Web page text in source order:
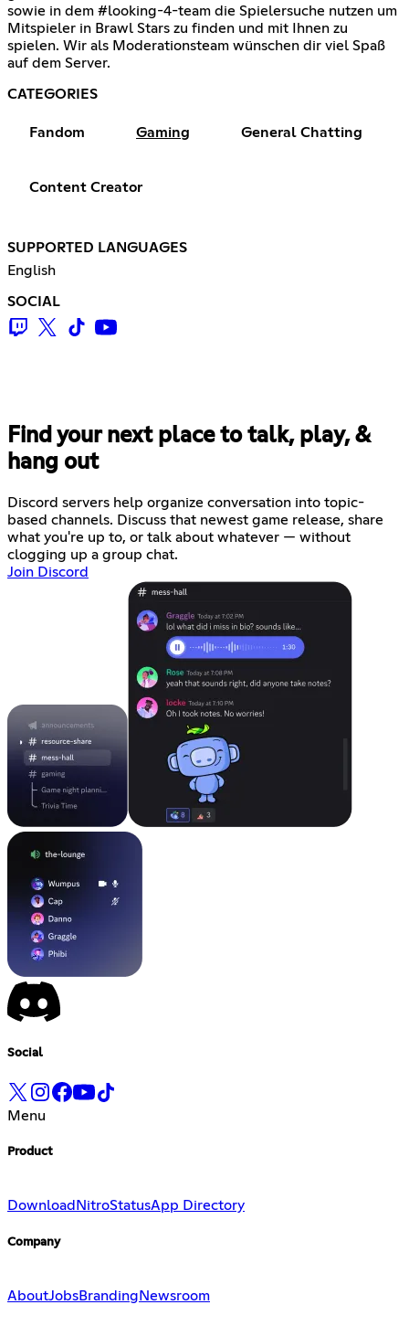
sowie in dem #looking-4-team die Spielersuche nutzen um
Mitspieler in Brawl Stars zu finden und mit Ihnen zu
spielen. Wir als Moderationsteam wünschen dir viel Spaß
auf dem Server.
CATEGORIES
Fandom Gaming General Chatting
Content Creator
SUPPORTED LANGUAGES
English
SOCIAL
Find your next place to talk, play, &
hang out
Discord servers help organize conversation into topic-
based channels. Discuss that newest game release, share
what you're up to, or talk about whatever — without
clogging up a group chat.
Join Discord
Social
Menu
Product
Download NitroStatusApp Directory
Company
AboutJobsBranding Newsroom